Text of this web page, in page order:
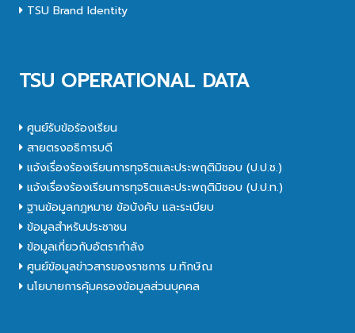
TSU Brand Identity
TSU OPERATIONAL DATA
ศูนย์รับข้อร้องเรียน
สายตรงอธิการบดี
แจ้งเรื่องร้องเรียนการทุจริตและประพฤติมิชอบ (ป.ป.ช.)
แจ้งเรื่องร้องเรียนการทุจริตและประพฤติมิชอบ (ป.ป.ท.)
ฐานข้อมูลกฎหมาย ข้อบังคับ และระเบียบ
ข้อมูลสำหรับประชาชน
ข้อมูลเกี่ยวกับอัตรากำลัง
ศูนย์ข้อมูลข่าวสารของราชการ ม.ทักษิณ
นโยบายการคุ้มครองข้อมูลส่วนบุคคล